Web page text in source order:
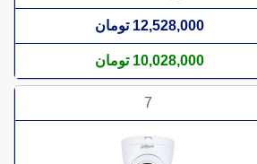
12,528,000 تومان
10,028,000 تومان
7